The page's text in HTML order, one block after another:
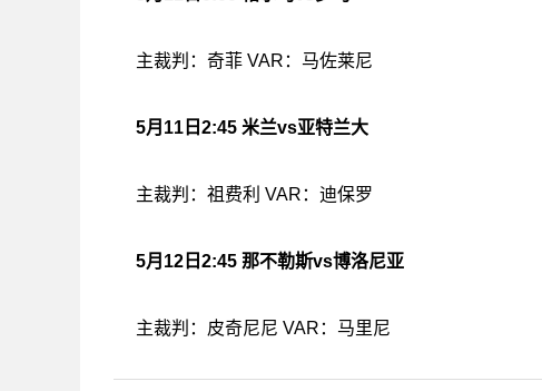
主裁判：奇菲 VAR：马佐莱尼
5月11日2:45 米兰vs亚特兰大
主裁判：祖费利 VAR：迪保罗
5月12日2:45 那不勒斯vs博洛尼亚
主裁判：皮奇尼尼 VAR：马里尼